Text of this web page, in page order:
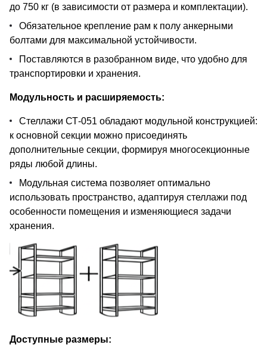
до 750 кг (в зависимости от размера и комплектации).
Обязательное крепление рам к полу анкерными
болтами для максимальной устойчивости.
Поставляются в разобранном виде, что удобно для
транспортировки и хранения.
Модульность и расширяемость:
Стеллажи СТ-051 обладают модульной конструкцией:
к основной секции можно присоединять
дополнительные секции, формируя многосекционные
ряды любой длины.
Модульная система позволяет оптимально
использовать пространство, адаптируя стеллажи под
особенности помещения и изменяющиеся задачи
хранения.
Доступные размеры: